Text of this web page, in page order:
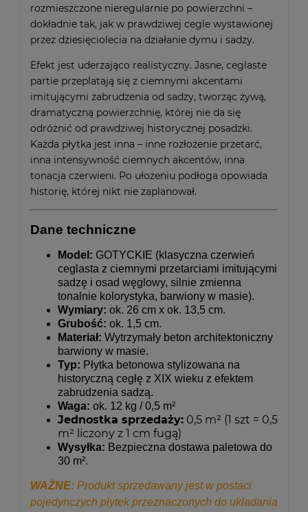
rozmieszczone nieregularnie po powierzchni –
dokładnie tak, jak w prawdziwej cegle wystawionej
przez dziesięciolecia na działanie dymu i sadzy.
Efekt jest uderzająco realistyczny. Jasne, ceglaste
partie przeplatają się z ciemnymi akcentami
imitującymi zabrudzenia od sadzy, tworząc żywą,
dramatyczną powierzchnię, której nie da się
odróżnić od prawdziwej historycznej posadzki.
Każda płytka jest inna – inne rozłożenie przetarć,
inna intensywność ciemnych akcentów, inna
tonacja czerwieni. Po ułożeniu podłoga opowiada
historię, której nikt nie zaplanował.
Dane techniczne
Model: GOTYCKIE (klasyczna czerwień
ceglasta z ciemnymi przetarciami imitującymi
sadzę i osad węglowy, silnie zmienna
tonalnie kolorystyka, barwiony w masie).
Wymiary: ok. 26 cm x ok. 13,5 cm.
Grubość: ok. 1,5 cm.
Materiał: Wytrzymały beton architektoniczny
barwiony w masie.
Typ: Płytka betonowa stylizowana na
historyczną cegłę z XIX wieku z efektem
zabrudzenia sadzą.
Waga: ok. 12 kg / 0,5 m²
Jednostka sprzedaży: 0,5 m² (1 szt = 0,5
m² liczony z 1 cm fugą)
Wysyłka: Bezpieczna dostawa paletowa do
30 m².
WAŻNE: Produkt sprzedawany jest w postaci
pojedynczych płytek przeznaczonych do układania